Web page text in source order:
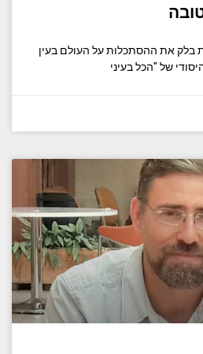
בלק את ההסתכלות על העולם בעין
של "הכל בעיני